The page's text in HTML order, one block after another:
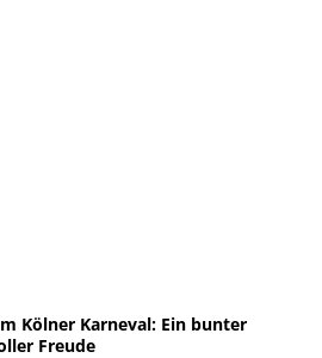
Kölner Karneval: Ein bunter
Freude